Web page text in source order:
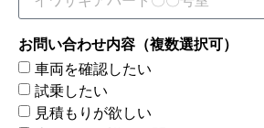
お問い合わせ内容（複数選択可）
車両を確認したい
試乗したい
見積もりが欲しい